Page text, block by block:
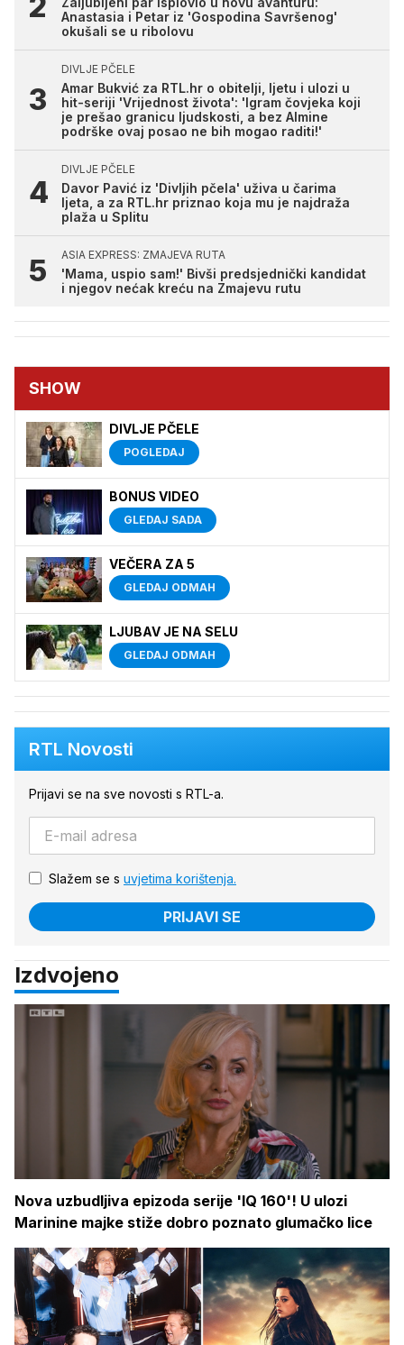
Anastasia i Petar iz 'Gospodina Savršenog'
okušali se u ribolovu
DIVLJE PČELE
Amar Bukvić za RTL.hr o obitelji, ljetu i ulozi u
hit-seriji 'Vrijednost života': 'Igram čovjeka koji
je prešao granicu ljudskosti, a bez Almine
podrške ovaj posao ne bih mogao raditi!'
DIVLJE PČELE
Davor Pavić iz 'Divljih pčela' uživa u čarima
ljeta, a za RTL.hr priznao koja mu je najdraža
plaža u Splitu
ASIA EXPRESS: ZMAJEVA RUTA
'Mama, uspio sam!' Bivši predsjednički kandidat
i njegov nećak kreću na Zmajevu rutu
SHOW
DIVLJE PČELE
POGLEDAJ
BONUS VIDEO
GLEDAJ SADA
VEČERA ZA 5
GLEDAJ ODMAH
LJUBAV JE NA SELU
GLEDAJ ODMAH
RTL Novosti
Prijavi se na sve novosti s RTL-a.
Slažem se s uvjetima korištenja.
PRIJAVI SE
Izdvojeno
Nova uzbudljiva epizoda serije 'IQ 160'! U ulozi
Marinine majke stiže dobro poznato glumačko lice